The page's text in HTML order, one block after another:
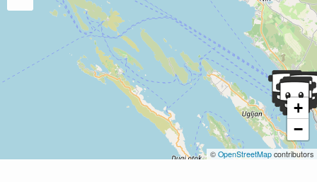
+
−
© OpenStreetMap contributors